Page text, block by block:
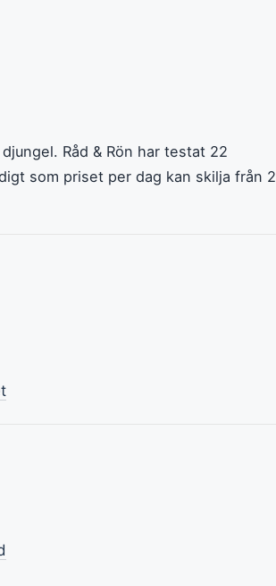
Råd & Rön har testat 22
som priset per dag kan skilja från 2